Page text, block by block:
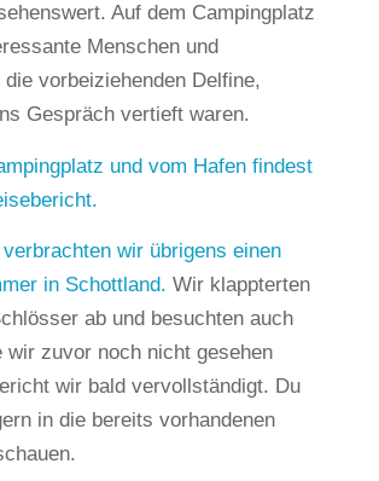
Auf dem Campingplatz
Menschen und
die vorbeiziehenden Delfine,
Gespräch vertieft waren.
und vom Hafen findest
wir übrigens einen
in Schottland. Wir klappterten
ab und besuchten auch
wir zuvor noch nicht gesehen
wir bald vervollständigt. Du
in die bereits vorhandenen